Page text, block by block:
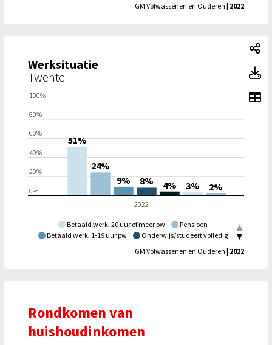
GM Volwassenen en Ouderen | 2022
Werksituatie
Twente
Betaald werk, 20 uur of meer pw
Pensioen
Betaald werk, 1-19 uur pw
Onderwijs/studeert volledig
2022
0%
20%
40%
60%
80%
100%
51%
24%
9%
8% 4% 3% 2%
GM Volwassenen en Ouderen | 2022
Rondkomen van
huishoudinkomen